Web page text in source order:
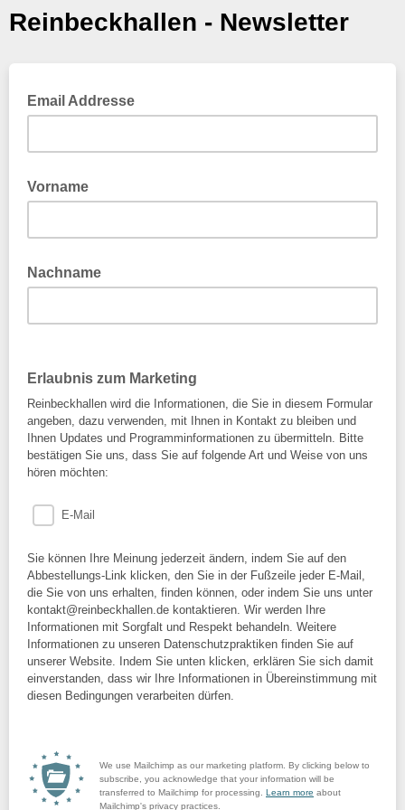
Reinbeckhallen - Newsletter
Email Addresse
Vorname
Nachname
Erlaubnis zum Marketing
Reinbeckhallen wird die Informationen, die Sie in diesem Formular
angeben, dazu verwenden, mit Ihnen in Kontakt zu bleiben und
Ihnen Updates und Programminformationen zu übermitteln. Bitte
bestätigen Sie uns, dass Sie auf folgende Art und Weise von uns
hören möchten:
E-Mail
Sie können Ihre Meinung jederzeit ändern, indem Sie auf den
Abbestellungs-Link klicken, den Sie in der Fußzeile jeder E-Mail,
die Sie von uns erhalten, finden können, oder indem Sie uns unter
kontakt@reinbeckhallen.de kontaktieren. Wir werden Ihre
Informationen mit Sorgfalt und Respekt behandeln. Weitere
Informationen zu unseren Datenschutzpraktiken finden Sie auf
unserer Website. Indem Sie unten klicken, erklären Sie sich damit
einverstanden, dass wir Ihre Informationen in Übereinstimmung mit
diesen Bedingungen verarbeiten dürfen.
We use Mailchimp as our marketing platform. By clicking below to
subscribe, you acknowledge that your information will be
transferred to Mailchimp for processing. Learn more about
Mailchimp's privacy practices.